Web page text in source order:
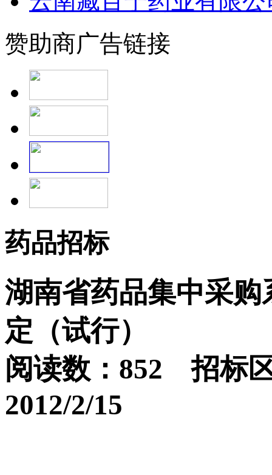
赞助商广告链接
药品招标
湖南省药品集中采
定（试行）
阅读数：852 招标
2012/2/15